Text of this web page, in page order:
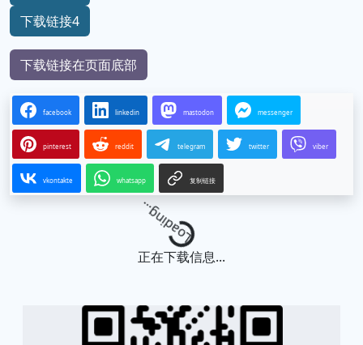
下载链接4
下载链接在页面底部
facebook linkedin mastodon messenger
pinterest reddit telegram twitter viber
vkontakte whatsapp 复制链接
Loading...
正在下载信息...